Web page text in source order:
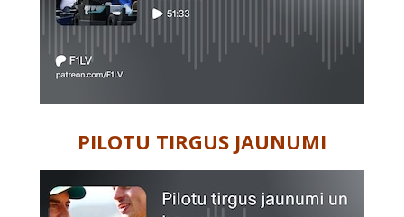
PILOTU TIRGUS JAUNUMI